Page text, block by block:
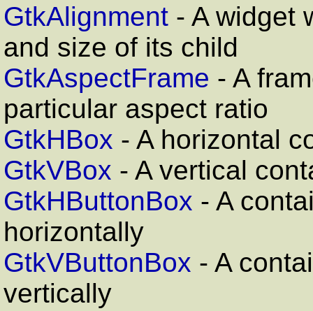
GtkAlignment - A widget
and size of its child
GtkAspectFrame - A
particular aspect ratio
GtkHBox - A horizontal
GtkVBox - A vertical
GtkHButtonBox - A
horizontally
GtkVButtonBox - A
vertically